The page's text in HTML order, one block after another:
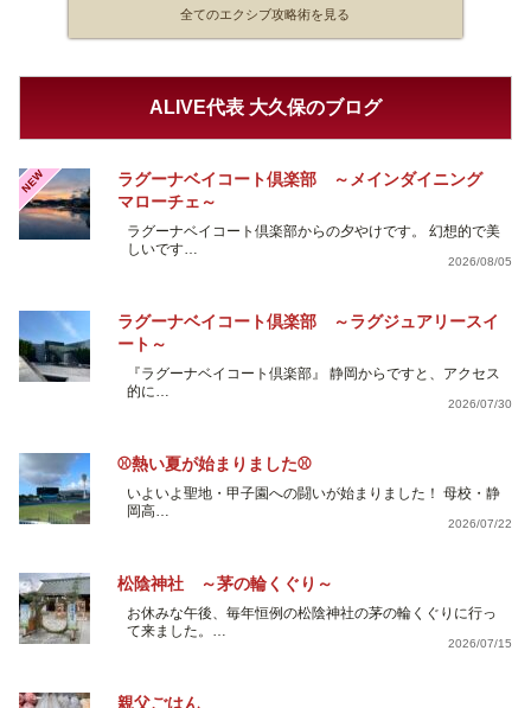
全てのエクシブ攻略術を見る
ALIVE代表 大久保のブログ
NEW
ラグーナベイコート倶楽部 ～メインダイニング
マローチェ～
ラグーナベイコート倶楽部からの夕やけです。 幻想的で美
しいです…
2026/08/05
ラグーナベイコート倶楽部 ～ラグジュアリースイ
ート～
『ラグーナベイコート倶楽部』 静岡からですと、アクセス
的に…
2026/07/30
⚾熱い夏が始まりました⚾
いよいよ聖地・甲子園への闘いが始まりました！ 母校・静
岡高…
2026/07/22
松陰神社 ～茅の輪くぐり～
お休みな午後、毎年恒例の松陰神社の茅の輪くぐりに行っ
て来ました。…
2026/07/15
親父ごはん